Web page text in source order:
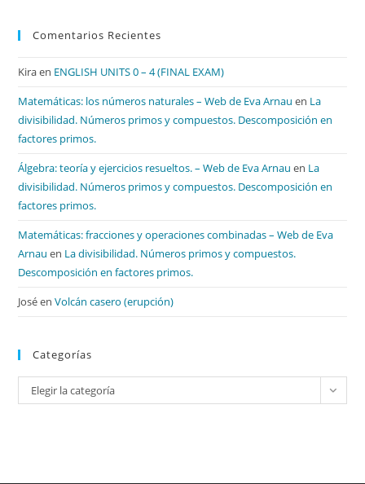
Comentarios Recientes
Kiraen ENGLISH UNITS 0 – 4 (FINAL EXAM)
Matemáticas: los números naturales – Web de Eva Arnau en La
divisibilidad. Números primos y compuestos. Descomposición en
factores primos.
Álgebra: teoría y ejercicios resueltos. – Web de Eva Arnau en La
divisibilidad. Números primos y compuestos. Descomposición en
factores primos.
Matemáticas: fracciones y operaciones combinadas – Web de Eva
Arnau en La divisibilidad. Números primos y compuestos.
Descomposición en factores primos.
JoséenVolcán casero (erupción)
Categorías
Categorías
Elegir la categoría